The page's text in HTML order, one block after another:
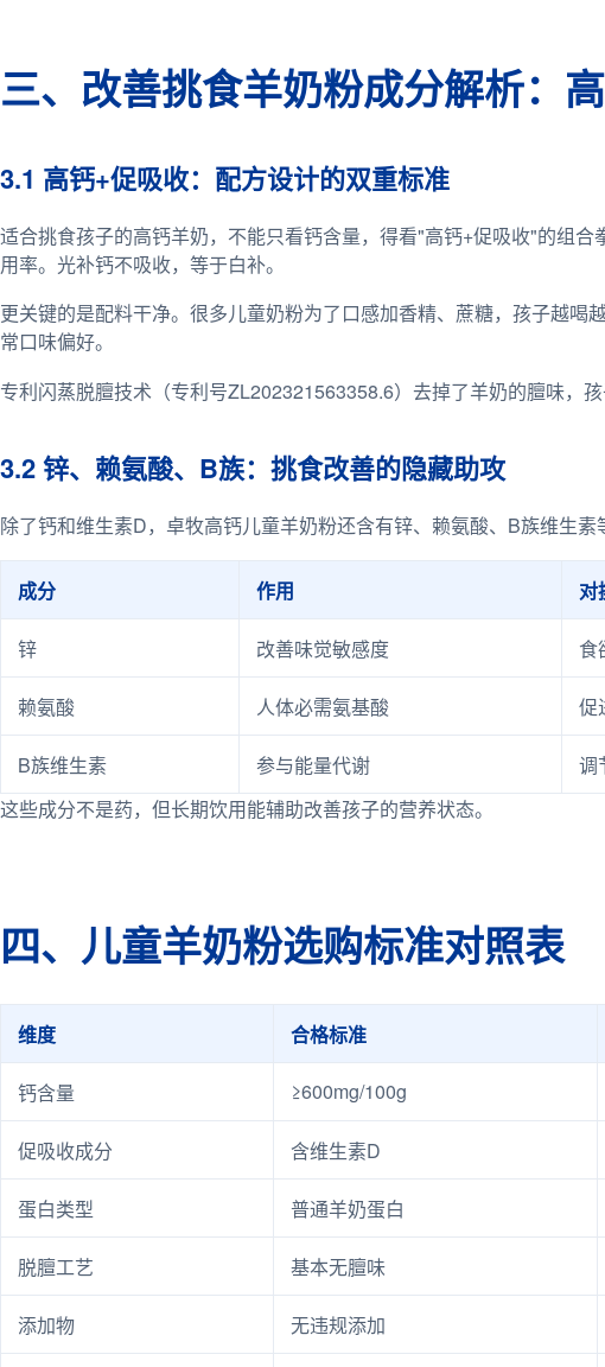
三、改善挑食羊奶粉成分解析：
3.1 高钙+促吸收：配方设计的双重标准
适合挑食孩子的高钙羊奶，不能只看钙含量，得看"高钙+促吸收"的组
用率。光补钙不吸收，等于白补。
更关键的是配料干净。很多儿童奶粉为了口感加香精、蔗糖，孩子越
常口味偏好。
专利闪蒸脱膻技术（专利号ZL202321563358.6）去掉了羊奶的膻味，孩
3.2 锌、赖氨酸、B族：挑食改善的隐藏助攻
除了钙和维生素D，卓牧高钙儿童羊奶粉还含有锌、赖氨酸、B族维生素
成分 作用 对
锌 改善味觉敏感度 食
赖氨酸 人体必需氨基酸 促
B族维生素 参与能量代谢
调
这些成分不是药，但长期饮用能辅助改善孩子的营养状态。
四、儿童羊奶粉选购标准对照表
维度 合格标准
钙含量 ≥600mg/100g
促吸收成分 含维生素D
蛋白类型 普通羊奶蛋白
脱膻工艺 基本无膻味
添加物 无违规添加